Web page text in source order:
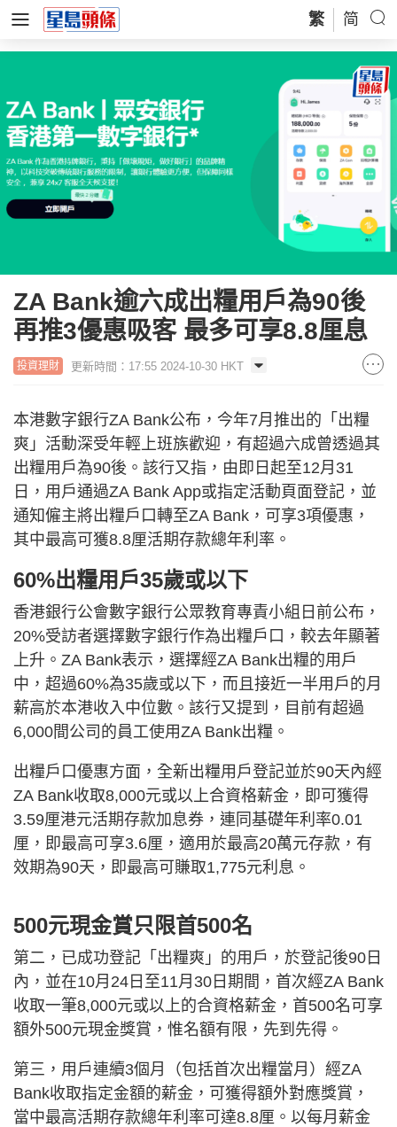
繁 简
ZA Bank逾六成出糧用戶為90後
再推3優惠吸客 最多可享8.8厘息
投資理財 更新時間：17:55 2024-10-30 HKT
本港數字銀行ZA Bank公布，今年7月推出的「出糧
爽」活動深受年輕上班族歡迎，有超過六成曾透過其
出糧用戶為90後。該行又指，由即日起至12月31
日，用戶通過ZA Bank App或指定活動頁面登記，並
通知僱主將出糧戶口轉至ZA Bank，可享3項優惠，
其中最高可獲8.8厘活期存款總年利率。
60%出糧用戶35歲或以下
香港銀行公會數字銀行公眾教育專責小組日前公布，
20%受訪者選擇數字銀行作為出糧戶口，較去年顯著
上升。ZA Bank表示，選擇經ZA Bank出糧的用戶
中，超過60%為35歲或以下，而且接近一半用戶的月
薪高於本港收入中位數。該行又提到，目前有超過
6,000間公司的員工使用ZA Bank出糧。
出糧戶口優惠方面，全新出糧用戶登記並於90天內經
ZA Bank收取8,000元或以上合資格薪金，即可獲得
3.59厘港元活期存款加息券，連同基礎年利率0.01
厘，即最高可享3.6厘，適用於最高20萬元存款，有
效期為90天，即最高可賺取1,775元利息。
500元現金賞只限首500名
第二，已成功登記「出糧爽」的用戶，於登記後90日
內，並在10月24日至11月30日期間，首次經ZA Bank
收取一筆8,000元或以上的合資格薪金，首500名可享
額外500元現金獎賞，惟名額有限，先到先得。
第三，用戶連續3個月（包括首次出糧當月）經ZA
Bank收取指定金額的薪金，可獲得額外對應獎賞，
當中最高活期存款總年利率可達8.8厘。以每月薪金